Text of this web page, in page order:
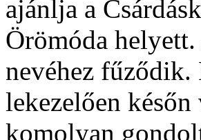
ajánlja a
Örömóda
nevéhez fűződik.
lekezelően
komolyan